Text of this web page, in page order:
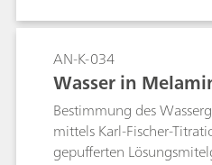
AN-K-034
Wasser in
Bestimmung des
mittels Karl-Fischer-
gepufferten